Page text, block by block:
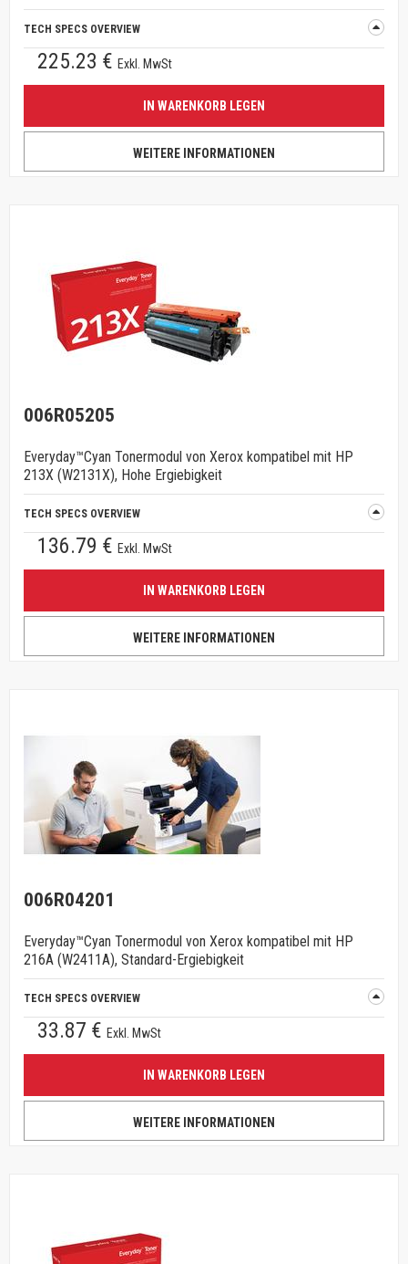
TECH SPECS OVERVIEW
225.23 € Exkl. MwSt
IN WARENKORB LEGEN
WEITERE INFORMATIONEN
006R05205
Everyday™Cyan Tonermodul von Xerox kompatibel mit HP
213X (W2131X), Hohe Ergiebigkeit
TECH SPECS OVERVIEW
136.79 € Exkl. MwSt
IN WARENKORB LEGEN
WEITERE INFORMATIONEN
006R04201
Everyday™Cyan Tonermodul von Xerox kompatibel mit HP
216A (W2411A), Standard-Ergiebigkeit
TECH SPECS OVERVIEW
33.87 € Exkl. MwSt
IN WARENKORB LEGEN
WEITERE INFORMATIONEN